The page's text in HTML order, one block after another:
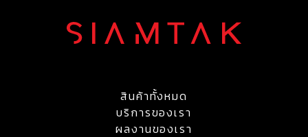
สินค้าทั้งหมด
บริการของเรา
ผลงานของเรา